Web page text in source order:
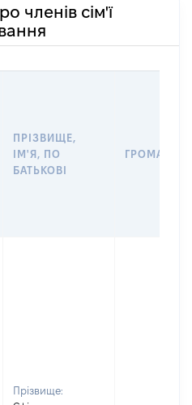
членів сім'ї
ПРІЗВИЩЕ,
ІМ'Я, ПО
БАТЬКОВІ
Прізвище: